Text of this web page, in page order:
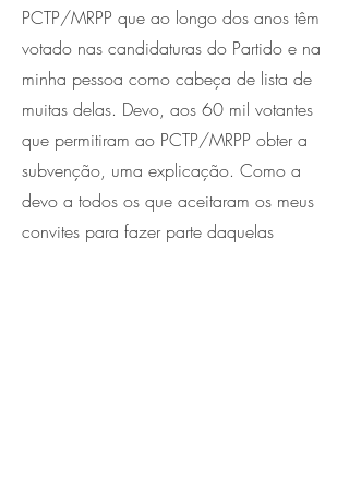
PCTP/MRPP que ao longo dos anos têm
votado nas candidaturas do Partido e na
minha pessoa como cabeça de lista de
muitas delas. Devo, aos 60 mil votantes
que permitiram ao PCTP/MRPP obter a
subvenção, uma explicação. Como a
devo a todos os que aceitaram os meus
convites para fazer parte daquelas